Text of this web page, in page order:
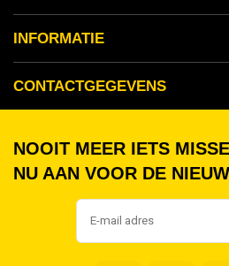
INFORMATIE
CONTACTGEGEVENS
NOOIT MEER IETS
NU AAN VOOR DE